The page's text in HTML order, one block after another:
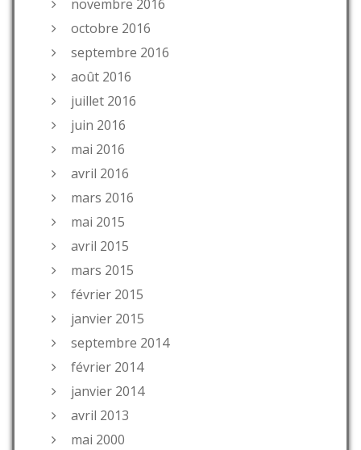
novembre 2016
octobre 2016
septembre 2016
août 2016
juillet 2016
juin 2016
mai 2016
avril 2016
mars 2016
mai 2015
avril 2015
mars 2015
février 2015
janvier 2015
septembre 2014
février 2014
janvier 2014
avril 2013
mai 2000